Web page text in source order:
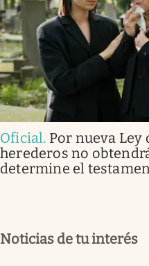
Oficial. Por nueva Ley
herederos no
determine el
Noticias de tu interés